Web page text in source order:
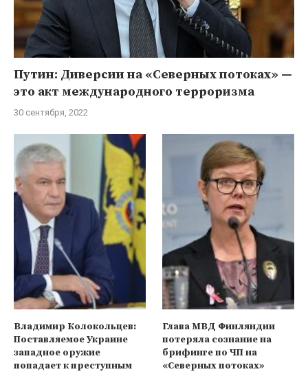
Путин: Диверсии на «Северных потоках» —
это акт международного терроризма
30 сентября, 2022
Владимир Колокольцев:
Поставляемое Украине
западное оружие
попадает к преступным
Глава МВД Финляндии
потеряла сознание на
брифинге по ЧП на
«Северных потоках»